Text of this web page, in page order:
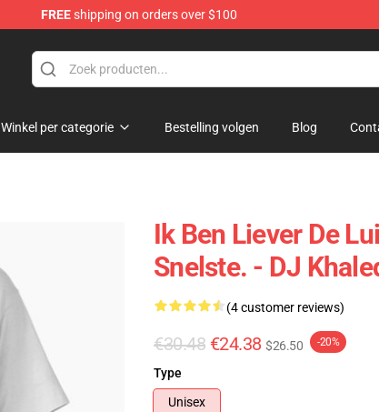
FREEshipping on orders over $100
Winkel per categorie Bestelling volgen Blog
Ik Ben Liever De
Snelste. - DJ
(4 customer reviews)
€30.48 €24.38 $26.50 -20%
Type
Unisex